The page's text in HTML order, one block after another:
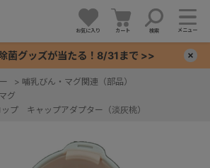
お気に入り カート 検索 メニュー
菌グッズが当たる！8/31まで >>
> 哺乳びん・マグ関連（部品）
グ
プ キャップアダプター（淡灰桃）